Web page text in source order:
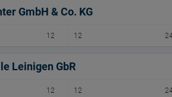
GmbH & Co. KG
12 12
Leinigen GbR
12 12